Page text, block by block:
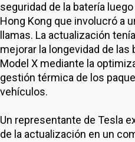
seguridad de la batería
Hong Kong que involucró a
llamas. La actualización
mejorar la longevidad de las
Model X mediante la
gestión térmica de los
vehículos.
Un representante de Tesla
de la actualización en un